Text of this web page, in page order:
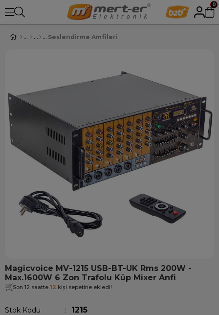
0
Seslendirme Amfileri
Magicvoice MV-1215 USB-BT-UK Rms 200W -
Max.1600W 6 Zon Trafolu Küp Mixer Anfi
Son 12 saatte 12 kişi sepetine ekledi!
Stok Kodu 1215